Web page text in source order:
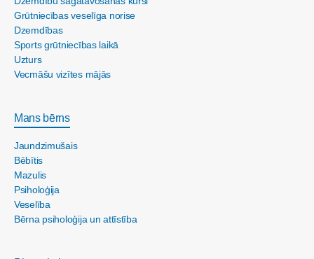
Grūtniecības veselīga norise
Dzemdības
Sports grūtniecības laikā
Uzturs
Vecmāšu vizītes mājās
Mans bērns
Jaundzimušais
Bēbītis
Mazulis
Psiholoģija
Veselība
Bērna psiholoģija un attīstība